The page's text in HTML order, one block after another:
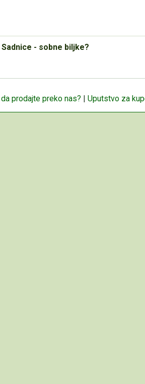
- sobne biljke?
prodajte preko nas? | Uputstvo za